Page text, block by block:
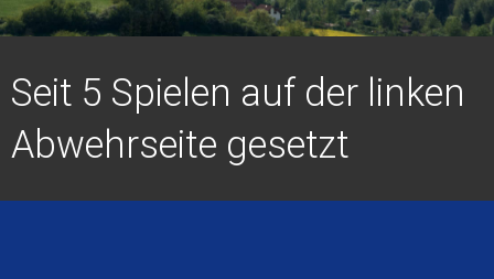
Seit 5 Spielen auf der linken
Abwehrseite gesetzt